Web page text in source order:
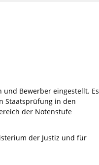
Bewerber eingestellt. Es
Staatsprüfung in den
der Notenstufe
der Justiz und für